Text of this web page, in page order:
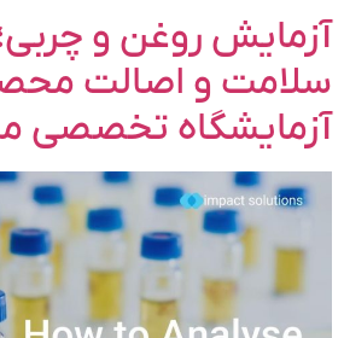
آزمایش روغن و
سلامت و اصالت
آزمایشگاه تخصصی